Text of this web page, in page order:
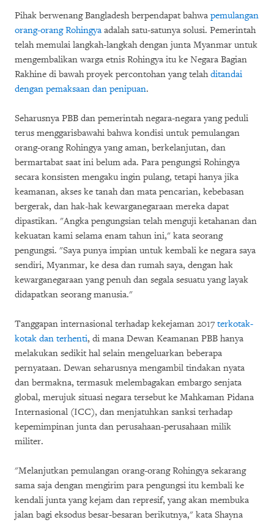
Pihak berwenang Bangladesh berpendapat bahwa pemulangan
orang-orang Rohingya adalah satu-satunya solusi. Pemerintah
telah memulai langkah-langkah dengan junta Myanmar untuk
mengembalikan warga etnis Rohingya itu ke Negara Bagian
Rakhine di bawah proyek percontohan yang telahditandai
dengan pemaksaan dan penipuan.
Seharusnya PBB dan pemerintah negara-negara yang peduli
terus menggarisbawahi bahwa kondisi untuk pemulangan
orang-orang Rohingya yang aman, berkelanjutan, dan
bermartabat saat ini belum ada. Para pengungsi Rohingya
secara konsisten mengaku ingin pulang, tetapi hanya jika
keamanan, akses ke tanah dan mata pencarian, kebebasan
bergerak, dan hak-hak kewarganegaraan mereka dapat
dipastikan. "Angka pengungsian telah menguji ketahanan dan
kekuatan kami selama enam tahun ini," kata seorang
pengungsi. "Saya punya impian untuk kembali ke negara saya
sendiri, Myanmar, ke desa dan rumah saya, dengan hak
kewarganegaraan yang penuh dan segala sesuatu yang layak
didapatkan seorang manusia."
Tanggapan internasional terhadap kekejaman 2017 terkotak-
kotak dan terhenti, di mana Dewan Keamanan PBB hanya
melakukan sedikit hal selain mengeluarkan beberapa
pernyataan. Dewan seharusnya mengambil tindakan nyata
dan bermakna, termasuk melembagakan embargo senjata
global, merujuk situasi negara tersebut ke Mahkaman Pidana
Internasional (ICC), dan menjatuhkan sanksi terhadap
kepemimpinan junta dan perusahaan-perusahaan milik
militer.
"Melanjutkan pemulangan orang-orang Rohingya sekarang
sama saja dengan mengirim para pengungsi itu kembali ke
kendali junta yang kejam dan represif, yang akan membuka
jalan bagi eksodus besar-besaran berikutnya," kata Shayna